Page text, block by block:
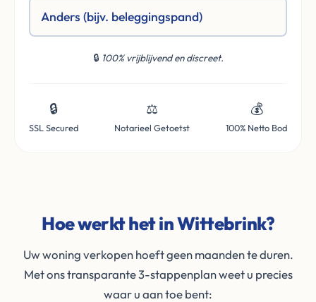
Anders (bijv. beleggingspand)
🔒 100% vrijblijvend en discreet.
🔒
SSL Secured
⚖️
Notarieel Getoetst
💰
100% Netto Bod
Hoe werkt het in Wittebrink?
Uw woning verkopen hoeft geen maanden te duren.
Met ons transparante 3-stappenplan weet u precies
waar u aan toe bent: